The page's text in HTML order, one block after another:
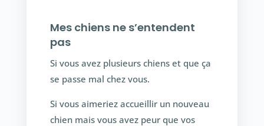
Mes chiens ne s’entendent
pas
Si vous avez plusieurs chiens et que ça
se passe mal chez vous.
Si vous aimeriez accueillir un nouveau
chien mais vous avez peur que vos